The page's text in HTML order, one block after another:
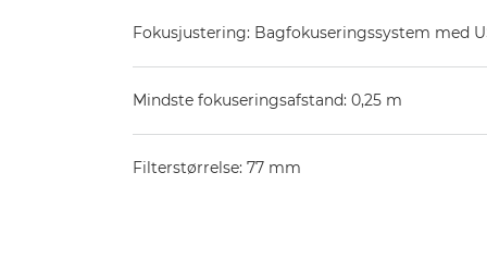
Fokusjustering: Bagfokuseringssystem med
Mindste fokuseringsafstand: 0,25 m
Filterstørrelse: 77 mm